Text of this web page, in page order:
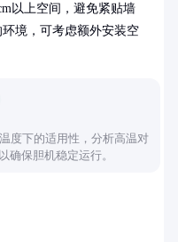
以上空间，避免紧贴墙
境，可考虑额外安装空
度下的适用性，分析高温对
确保胆机稳定运行。